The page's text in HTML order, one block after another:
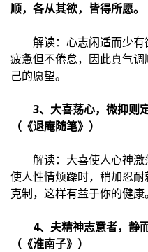
顺，各从其欲，皆得所愿。
解读：心志闲适而少有
疲惫但不倦怠，因此真气
己的愿望。
3、大喜荡心，微抑则
（《退庵随笔》）
解读：大喜使人心神激
使人性情烦躁时，稍加忍
克制，这样有益于你的健康。
4、夫精神志意者，静
（《淮南子》）